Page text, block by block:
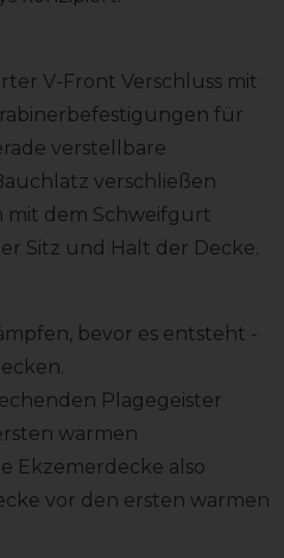
V-Front Verschluss mit
für
verstellbare
verschließen
mit dem Schweifgurt
Sitz und Halt der Decke.
bevor es entsteht -
Plagegeister
warmen
Ekzemerdecke also
vor den ersten warmen